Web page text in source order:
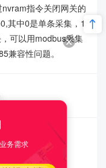
指令关闭网关的
其中0是单条采集，1
可以用modbus采集
兼容性问题。
务需求